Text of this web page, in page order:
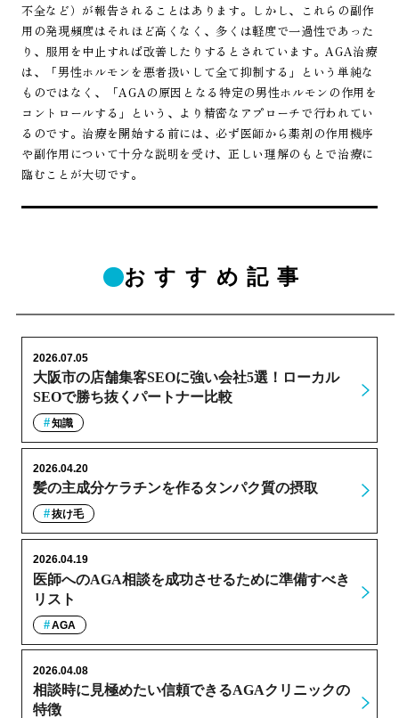
不全など）が報告されることはあります。しかし、これらの副作
用の発現頻度はそれほど高くなく、多くは軽度で一過性であった
り、服用を中止すれば改善したりするとされています。AGA治療
は、「男性ホルモンを悪者扱いして全て抑制する」という単純な
ものではなく、「AGAの原因となる特定の男性ホルモンの作用を
コントロールする」という、より精密なアプローチで行われてい
るのです。治療を開始する前には、必ず医師から薬剤の作用機序
や副作用について十分な説明を受け、正しい理解のもとで治療に
臨むことが大切です。
おすすめ記事
大阪市の店舗集客SEOに強い会社5選！ローカル
SEOで勝ち抜くパートナー比較
2026.07.05
知識
髪の主成分ケラチンを作るタンパク質の摂取
2026.04.20
抜け毛
医師へのAGA相談を成功させるために準備すべき
リスト
2026.04.19
AGA
相談時に見極めたい信頼できるAGAクリニックの
特徴
2026.04.08